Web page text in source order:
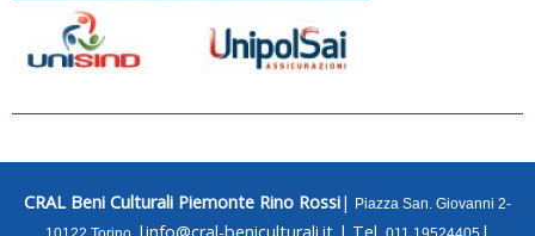
CRAL Beni Culturali Piemonte Rino Rossi| Piazza San. Giovanni 2-
|info@cral-beniculturali.it | Tel. |